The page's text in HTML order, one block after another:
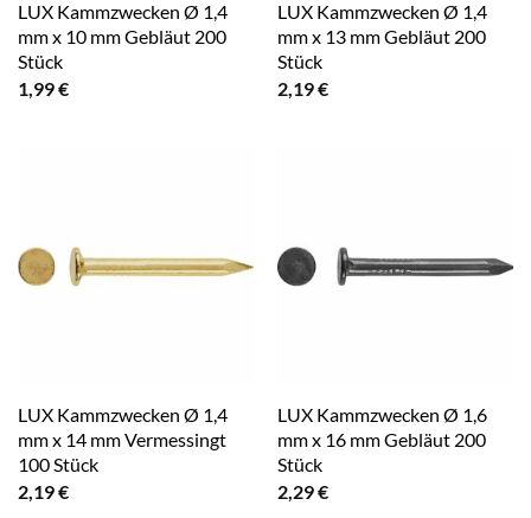
LUX Kammzwecken Ø 1,4
mm x 10 mm Gebläut 200
Stück
1,99€
LUX Kammzwecken Ø 1,4
mm x 13 mm Gebläut 200
Stück
2,19€
LUX Kammzwecken Ø 1,4
mm x 14 mm Vermessingt
100 Stück
2,19€
LUX Kammzwecken Ø 1,6
mm x 16 mm Gebläut 200
Stück
2,29€